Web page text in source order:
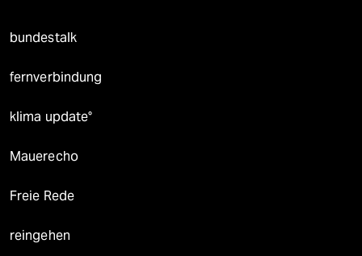
bundestalk
fernverbindung
klima update°
Mauerecho
Freie Rede
reingehen